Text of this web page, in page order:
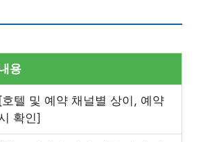
용
[호텔 및 예약 채널별 상이, 예약
확인]